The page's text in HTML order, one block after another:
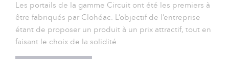
Les portails de la gamme Circuit ont été les premiers à
être fabriqués par Clohéac. L’objectif de l’entreprise
étant de proposer un produit à un prix attractif, tout en
faisant le choix de la solidité.